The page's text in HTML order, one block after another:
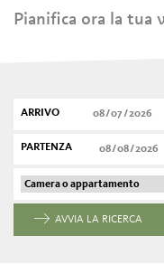
Pianifica ora la tua
ARRIVO
PARTENZA
AVVIA LA RICERCA